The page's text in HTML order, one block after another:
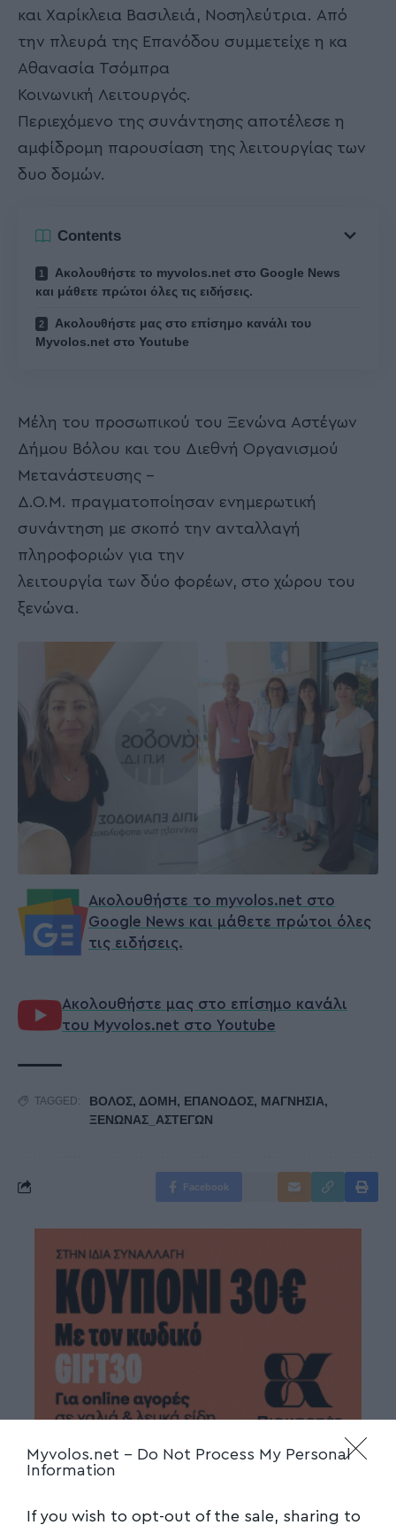
Myvolos.net - Do Not Process My Personal
Information
If you wish to opt-out of the sale, sharing to
και Χαρίκλεια Βασιλειά, Νοσηλεύτρια. Από
την πλευρά της Επανόδου συμμετείχε η κα
Αθανασία Τσόμπρα
Κοινωνική Λειτουργός.
Περιεχόμενο της συνάντησης αποτέλεσε η
αμφίδρομη παρουσίαση της λειτουργίας των
δυο δομών.
Contents
Ακολουθήστε το myvolos.net στο Google News
και μάθετε πρώτοι όλες τις ειδήσεις.
Ακολουθήστε μας στο επίσημο κανάλι του
Myvolos.net στο Youtube
Μέλη του προσωπικού του Ξενώνα Αστέγων
Δήμου Βόλου και του Διεθνή Οργανισμού
Μετανάστευσης –
Δ.Ο.Μ. πραγματοποίησαν ενημερωτική
συνάντηση με σκοπό την ανταλλαγή
πληροφοριών για την
λειτουργία των δύο φορέων, στο χώρου του
ξενώνα.
Ακολουθήστε το myvolos.net στο
Google News και μάθετε πρώτοι όλες
τις ειδήσεις.
Ακολουθήστε μας στο επίσημο κανάλι
του Myvolos.net στο Youtube
TAGGED: ΒΟΛΟΣ, ΔΟΜΗ, ΕΠΑΝΟΔΟΣ, ΜΑΓΝΗΣΙΑ,
ΞΕΝΩΝΑΣ_ΑΣΤΕΓΩΝ
Facebook